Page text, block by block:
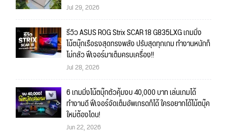
Jul 29, 2026
รีวิว ASUS ROG Strix SCAR 18 G835LXG เกมมิ่ง
โน้ตบุ๊กเรือธงสุดทรงพลัง ปรับสุดทุกเกม ทำงานหนักก็
ไม่กลัว ฟีเจอร์มาเต็มครบเครื่อง!!
Jul 28, 2026
6 เกมมิ่งโน้ตบุ๊กตัวคุ้มงบ 40,000 บาท เล่นเกมได้
ทำงานดี ฟีเจอร์จัดเต็มอัพเกรดก็ได้ ใครอยากได้โน้ตบุ๊ค
ใหม่ต้องโดน!
Jun 22, 2026